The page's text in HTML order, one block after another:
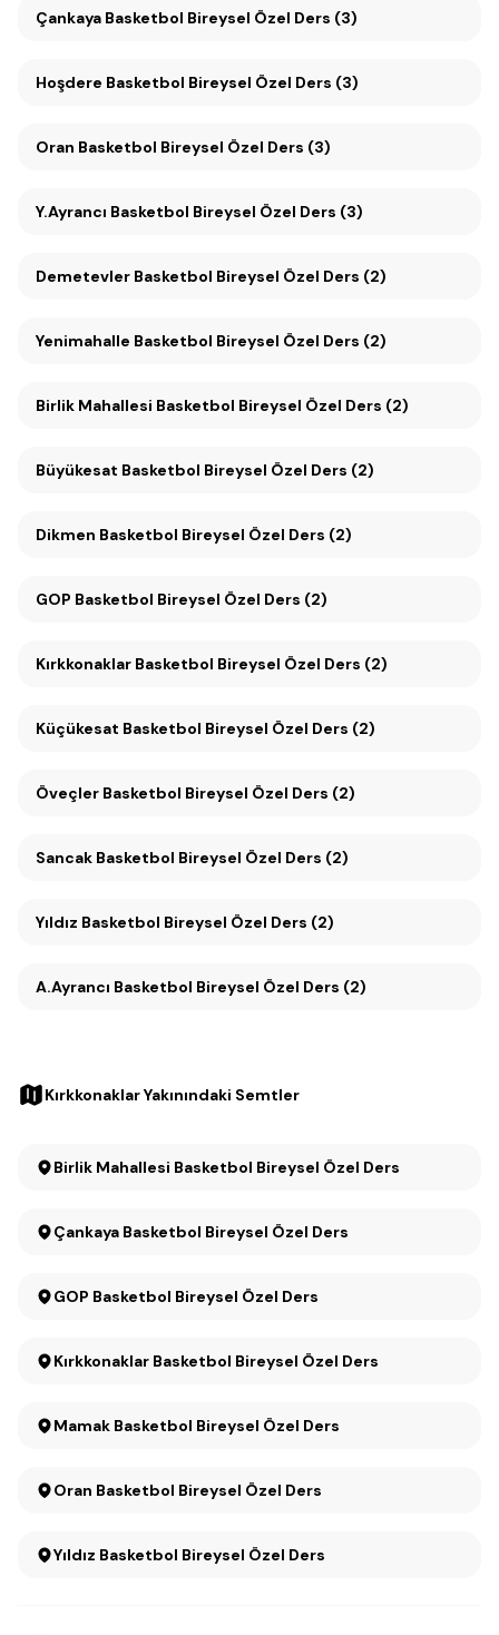
Çankaya Basketbol Bireysel Özel Ders (3)
Hoşdere Basketbol Bireysel Özel Ders (3)
Oran Basketbol Bireysel Özel Ders (3)
Y.Ayrancı Basketbol Bireysel Özel Ders (3)
Demetevler Basketbol Bireysel Özel Ders (2)
Yenimahalle Basketbol Bireysel Özel Ders (2)
Birlik Mahallesi Basketbol Bireysel Özel Ders (2)
Büyükesat Basketbol Bireysel Özel Ders (2)
Dikmen Basketbol Bireysel Özel Ders (2)
GOP Basketbol Bireysel Özel Ders (2)
Kırkkonaklar Basketbol Bireysel Özel Ders (2)
Küçükesat Basketbol Bireysel Özel Ders (2)
Öveçler Basketbol Bireysel Özel Ders (2)
Sancak Basketbol Bireysel Özel Ders (2)
Yıldız Basketbol Bireysel Özel Ders (2)
A.Ayrancı Basketbol Bireysel Özel Ders (2)
Kırkkonaklar Yakınındaki Semtler
Birlik Mahallesi Basketbol Bireysel Özel Ders
Çankaya Basketbol Bireysel Özel Ders
GOP Basketbol Bireysel Özel Ders
Kırkkonaklar Basketbol Bireysel Özel Ders
Mamak Basketbol Bireysel Özel Ders
Oran Basketbol Bireysel Özel Ders
Yıldız Basketbol Bireysel Özel Ders